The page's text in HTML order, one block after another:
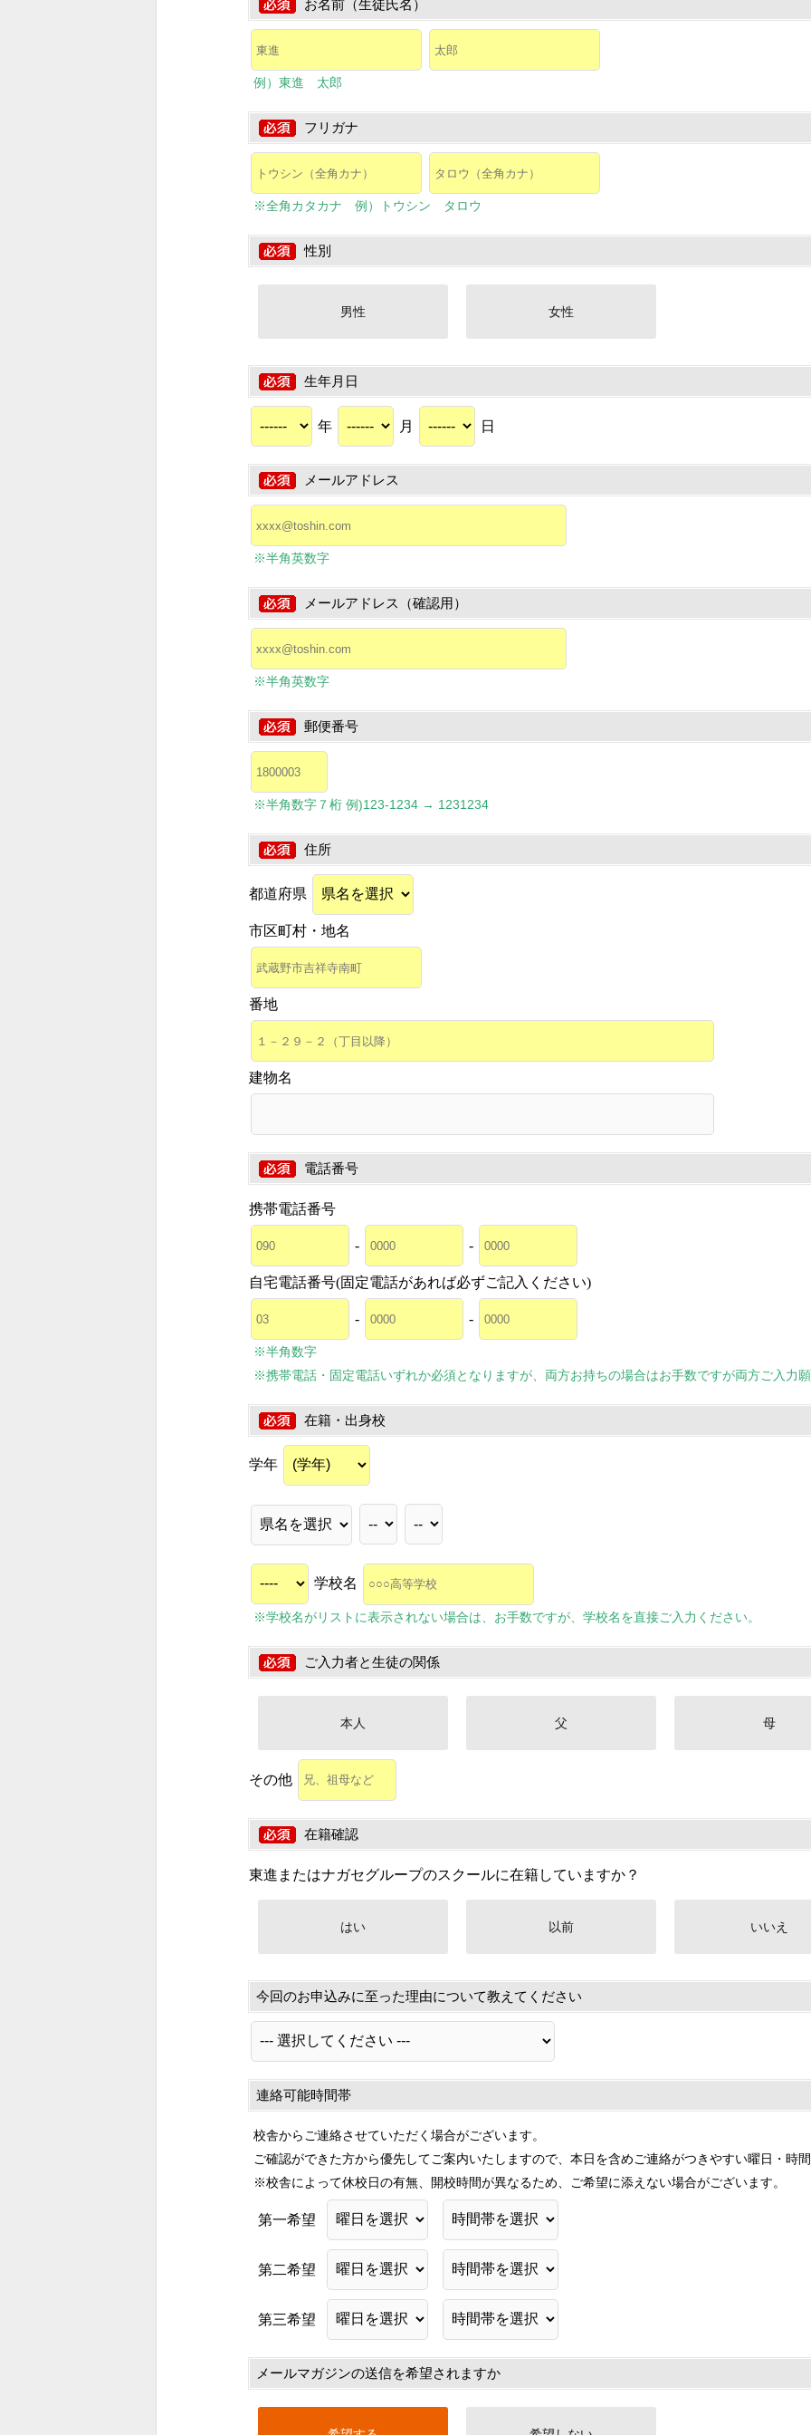
お名前（生徒氏名）
例）東進 太郎
フリガナ
※全角カタカナ 例）トウシン タロウ
性別
男性 女性
生年月日
年 月 日
メールアドレス
※半角英数字
メールアドレス（確認用）
※半角英数字
郵便番号
※半角数字７桁 例)123-1234 → 1231234
住所
都道府県
市区町村・地名
番地
建物名
電話番号
携帯電話番号
- -
自宅電話番号(固定電話があれば必ずご記入ください)
- -
※半角数字
※携帯電話・固定電話いずれか必須となりますが、両方お持ちの場合はお手数ですが両方ご入力
在籍・出身校
学年
学校名
※学校名がリストに表示されない場合は、お手数ですが、学校名を直接ご入力ください。
ご入力者と生徒の関係
本人 父 母
その他
在籍確認
東進またはナガセグループのスクールに在籍していますか？
はい 以前 いいえ
今回のお申込みに至った理由について教えてください
連絡可能時間帯
校舎からご連絡させていただく場合がございます。
ご確認ができた方から優先してご案内いたしますので、本日を含めご連絡がつきやすい曜日・時
※校舎によって休校日の有無、開校時間が異なるため、ご希望に添えない場合がございます。
第一希望
第二希望
第三希望
メールマガジンの送信を希望されますか